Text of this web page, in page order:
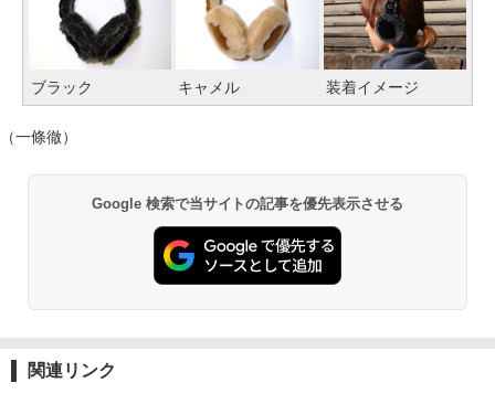
ブラック キャメル 装着イメージ
（一條徹）
Google 検索で当サイトの記事を優先表示させる
関連リンク